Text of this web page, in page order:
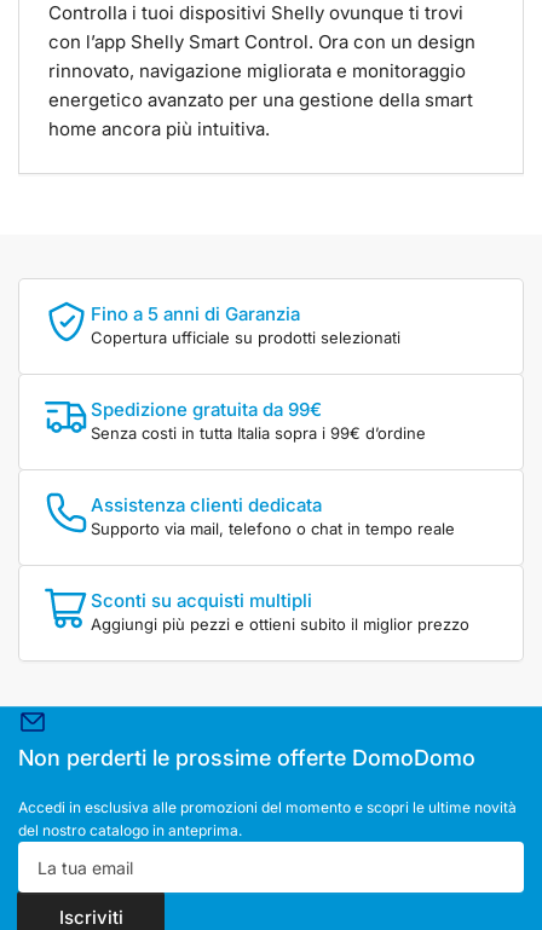
Controlla i tuoi dispositivi Shelly ovunque ti trovi
con l’app Shelly Smart Control. Ora con un design
rinnovato, navigazione migliorata e monitoraggio
energetico avanzato per una gestione della smart
home ancora più intuitiva.
Fino a 5 anni di Garanzia
Copertura ufficiale su prodotti selezionati
Spedizione gratuita da 99€
Senza costi in tutta Italia sopra i 99€ d’ordine
Assistenza clienti dedicata
Supporto via mail, telefono o chat in tempo reale
Sconti su acquisti multipli
Aggiungi più pezzi e ottieni subito il miglior prezzo
Non perderti le prossime offerte DomoDomo
Accedi in esclusiva alle promozioni del momento e scopri le ultime novità
del nostro catalogo in anteprima.
La
tua
email
Iscriviti